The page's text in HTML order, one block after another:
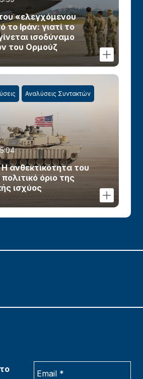
«ελεγχόμενου
το Ιράν: γιατί το
ισοδύναμο
του Ορμούζ
Αναλύσεις Συντακτών
ανθεκτικότητα του
πολιτικό όριο της
ισχύος